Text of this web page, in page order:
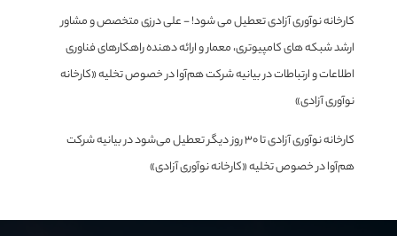
کارخانه نوآوری آزادی تعطیل می شود! - علی درزی متخصص و مشاور
ارشد شبکه های کامپیوتری، معمار و ارائه دهنده راهکارهای فناوری
اطلاعات و ارتباطاتدربیانیه شرکت هم‌آوا در خصوص تخلیه «کارخانه
نوآوری آزادی»
کارخانه نوآوری آزادی تا ۳۰ روز دیگر تعطیل می‌شود دربیانیه شرکت
هم‌آوا در خصوص تخلیه «کارخانه نوآوری آزادی»